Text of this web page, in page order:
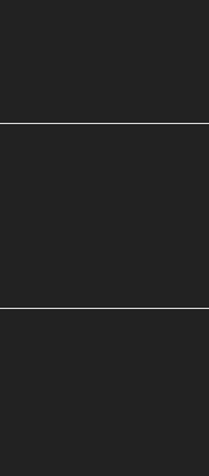
compte client à la